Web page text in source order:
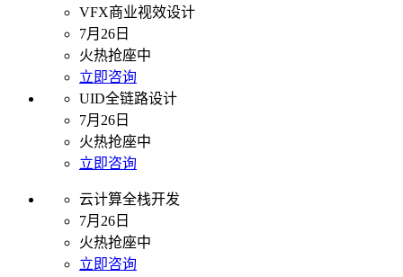
VFX商业视效设计
7月26日
火热抢座中
立即咨询
UID全链路设计
7月26日
火热抢座中
立即咨询
云计算全栈开发
7月26日
火热抢座中
立即咨询